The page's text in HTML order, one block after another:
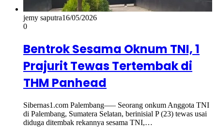
jemy saputra16/05/2026
0
Bentrok Sesama Oknum TNI, 1
Prajurit Tewas Tertembak di
THM Panhead
Sibernas1.com Palembang—– Seorang onkum Anggota TNI
di Palembang, Sumatera Selatan, berinisial P (23) tewas usai
diduga ditembak rekannya sesama TNI,…